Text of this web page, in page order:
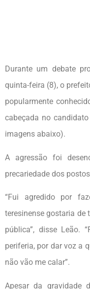
Durante um debate
quinta-feira (8), o
popularmente
cabeçada no
imagens abaixo).
A agressão foi
precariedade dos
“Fui agredido por
teresinense gostaria de
pública”, disse Leão.
periferia, por dar voz a
não vão me calar”.
Apesar da gravidade